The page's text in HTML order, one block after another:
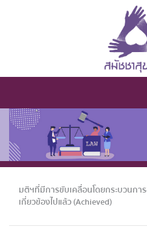
มติฯที่มีการขับเคลื่อนโดยกระบวนก
เกี่ยวข้องไปแล้ว (Achieved)